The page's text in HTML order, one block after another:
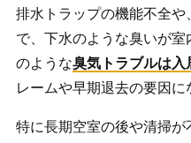
排水トラップの機能不全や
で、下水のような臭いが室
のような臭気トラブルは入
レームや早期退去の要因に
特に長期空室の後や清掃